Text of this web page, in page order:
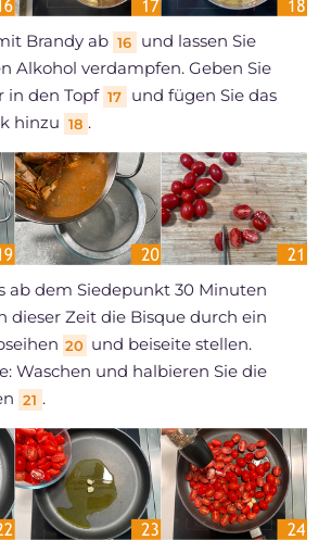
Brandy ab 16
und lassen Sie
Alkohol verdampfen. Geben Sie
in den Topf 17
und fügen Sie das
hinzu 18 .
ab dem Siedepunkt 30 Minuten
dieser Zeit die Bisque durch ein
20 und beiseite stellen.
Waschen und halbieren Sie die
21 .